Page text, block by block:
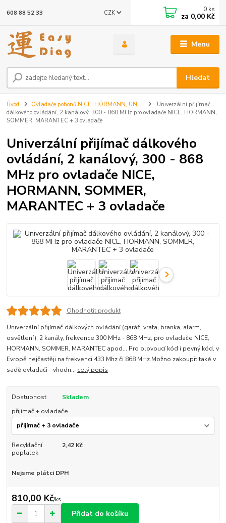
Menu
CZK
Hledat
608 88 52 33 0 ks
za 0,00 Kč
Úvod Ovladače pohonů NICE, HÖRMANN, UNI...
Univerzální přijímač
dálkového ovládání, 2 kanálový, 300 - 868 MHz pro ovladače NICE, HORMANN,
SOMMER, MARANTEC + 3 ovladače
Univerzální přijímač dálkového
ovládání, 2 kanálový, 300 - 868
MHz pro ovladače NICE,
HORMANN, SOMMER,
MARANTEC + 3 ovladače
Ohodnotit produkt
Univerzální přijímač dálkových ovládání (garáž, vrata, branka, alarm,
osvětlení), 2 kanály, frekvence 300 MHz - 868 MHz, pro ovladače NICE,
HORMANN, SOMMER, MARANTEC apod... Pro plovoucí kód i pevný kód, v
Evropě nejčastěji na frekvenci 433 Mhz či 868 MHz.Možno zakoupit také v
sadě ovladači - vhodn... celý popis
Dostupnost
Skladem
přijímač + ovladače
Recyklační
poplatek
2,42 Kč
Nejsme plátci DPH
810,00 Kč/ks
Přidat do košíku